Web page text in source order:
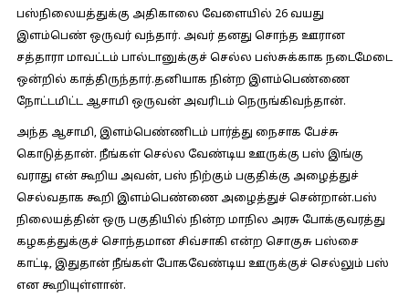
பஸ்நிலையத்துக்கு அதிகாலை வேளையில் 26 வயது
இளம்பெண் ஒருவர் வந்தார். அவர் தனது சொந்த ஊரான
சத்தாரா மாவட்டம் பால்டானுக்குச் செல்ல பஸ்சுக்காக நடைமேடை
ஒன்றில் காத்திருந்தார்.தனியாக நின்ற இளம்பெண்ணை
நோட்டமிட்ட ஆசாமி ஒருவன் அவரிடம் நெருங்கிவந்தான்.
அந்த ஆசாமி, இளம்பெண்ணிடம் பார்த்து நைசாக பேச்சு
கொடுத்தான். நீங்கள் செல்ல வேண்டிய ஊருக்கு பஸ் இங்கு
வராது என் கூறிய அவன், பஸ் நிற்கும் பகுதிக்கு அழைத்துச்
செல்வதாக கூறி இளம்பெண்ணை அழைத்துச் சென்றான்.பஸ்
நிலையத்தின் ஒரு பகுதியில் நின்ற மாநில அரசு போக்குவரத்து
கழகத்துக்குச் சொந்தமான சிவ்சாகி என்ற சொகுசு பஸ்சை
காட்டி, இதுதான் நீங்கள் போகவேண்டிய ஊருக்குச் செல்லும் பஸ்
என கூறியுள்ளான்.